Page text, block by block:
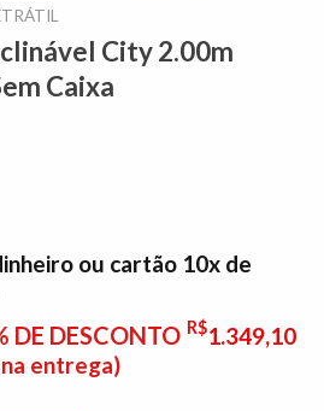
City 2.00m
Caixa
ou cartão 10x de
DE DESCONTO R$1.349,10
entrega)